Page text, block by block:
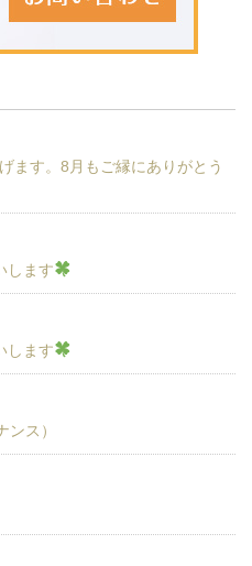
す。8月もご縁にありがとう
します
します
ス）